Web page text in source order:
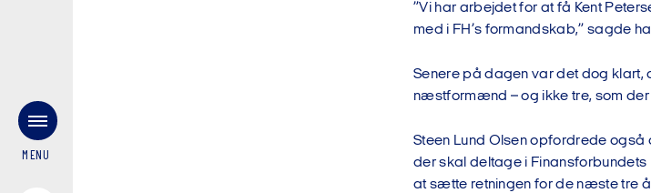
MENU
”Vi har arbejdet for at få Kent
med i FH’s formandskab,” sagde
Senere på dagen var det dog klart,
næstformænd – og ikke tre, som
Steen Lund Olsen opfordrede
der skal deltage i
at sætte retningen for de næste tre